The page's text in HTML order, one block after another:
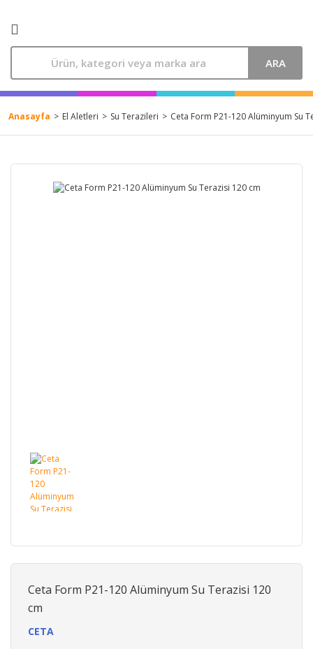
ARA
Anasayfa El Aletleri Su Terazileri Ceta Form P21-120 Alüminyum Su
Ceta Form P21-120 Alüminyum Su Terazisi 120
cm
CETA